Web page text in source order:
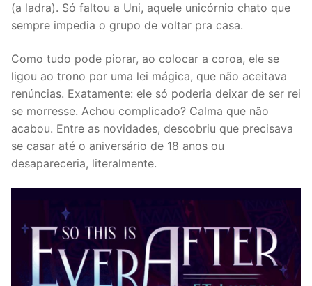
(a ladra). Só faltou a Uni, aquele unicórnio chato que
sempre impedia o grupo de voltar pra casa.
Como tudo pode piorar, ao colocar a coroa, ele se
ligou ao trono por uma lei mágica, que não aceitava
renúncias. Exatamente: ele só poderia deixar de ser rei
se morresse. Achou complicado? Calma que não
acabou. Entre as novidades, descobriu que precisava
se casar até o aniversário de 18 anos ou
desapareceria, literalmente.